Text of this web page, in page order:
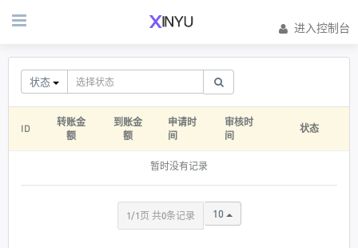
进入控制台
状态
ID
转账金
额
到账金
额
申请时
间
审核时
间
状态
暂时没有记录
1/1页 共0条记录 10